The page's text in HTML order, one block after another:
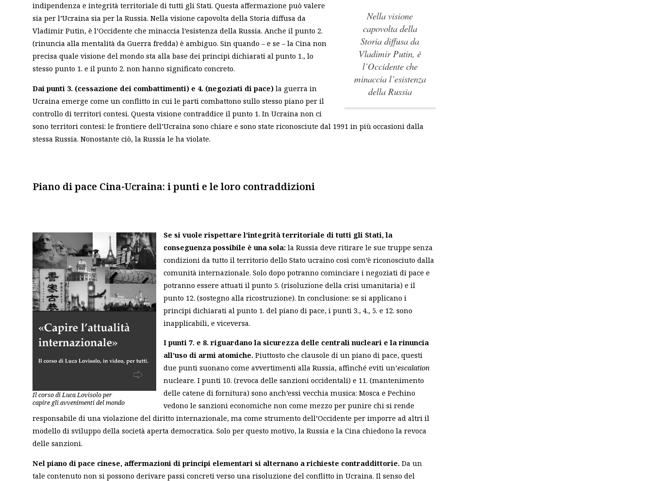
Nella visione
capovolta della
Storia diffusa da
Vladimir Putin, è
l’Occidente che
minaccia l’esistenza
della Russia
indipendenza e integrità territoriale di tutti gli Stati. Questa affermazione può valere
sia per l’Ucraina sia per la Russia. Nella visione capovolta della Storia diffusa da
Vladimir Putin, è l’Occidente che minaccia l’esistenza della Russia. Anche il punto 2.
(rinuncia alla mentalità da Guerra fredda) è ambiguo. Sin quando – e se – la Cina non
precisa quale visione del mondo sta alla base dei principi dichiarati al punto 1., lo
stesso punto 1. e il punto 2. non hanno significato concreto.
Dai punti 3. (cessazione dei combattimenti) e 4. (negoziati di pace) la guerra in
Ucraina emerge come un conflitto in cui le parti combattono sullo stesso piano per il
controllo di territori contesi. Questa visione contraddice il punto 1. In Ucraina non ci
sono territori contesi: le frontiere dell’Ucraina sono chiare e sono state riconosciute dal 1991 in più occasioni dalla
stessa Russia. Nonostante ciò, la Russia le ha violate.
Piano di pace Cina-Ucraina: i punti e le loro contraddizioni
Il corso di Luca Lovisolo per
capire gli avvenimenti del mondo
Se si vuole rispettare l’integrità territoriale di tutti gli Stati, la
conseguenza possibile è una sola:la Russia deve ritirare le sue truppe senza
condizioni da tutto il territorio dello Stato ucraino così com’è riconosciuto dalla
comunità internazionale. Solo dopo potranno cominciare i negoziati di pace e
potranno essere attuati il punto 5. (risoluzione della crisi umanitaria) e il
punto 12. (sostegno alla ricostruzione). In conclusione: se si applicano i
principi dichiarati al punto 1. del piano di pace, i punti 3., 4., 5. e 12. sono
inapplicabili, e viceversa.
I punti 7. e 8. riguardano la sicurezza delle centrali nucleari e la rinuncia
all’uso di armi atomiche. Piuttosto che clausole di un piano di pace, questi
due punti suonano come avvertimenti alla Russia, affinché eviti un’escalation
nucleare. I punti 10. (revoca delle sanzioni occidentali) e 11. (mantenimento
delle catene di fornitura) sono anch’essi vecchia musica: Mosca e Pechino
vedono le sanzioni economiche non come mezzo per punire chi si rende
responsabile di una violazione del diritto internazionale, ma come strumento dell’Occidente per imporre ad altri il
modello di sviluppo della società aperta democratica. Solo per questo motivo, la Russia e la Cina chiedono la revoca
delle sanzioni.
Nel piano di pace cinese, affermazioni di principi elementari si alternano a richieste contraddittorie. Da un
tale contenuto non si possono derivare passi concreti verso una risoluzione del conflitto in Ucraina. Il senso del